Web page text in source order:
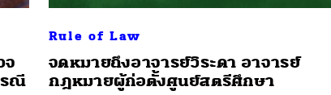
จ
รณี
Rule of Law
จดหมายถึงอาจารย์วิระดา อาจารย์
กฎหมายผู้ก่อตั้งศูนย์สตรีศึกษา